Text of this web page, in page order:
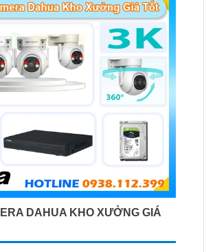
DAHUA KHO XƯỞNG GIÁ